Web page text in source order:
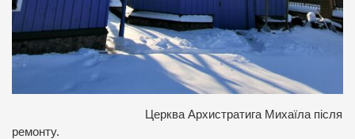
Церква Архистратига Михаїла після
ремонту.